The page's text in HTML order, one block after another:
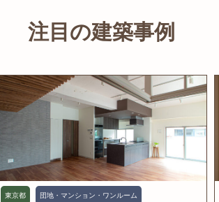
注目の建築事例
東京都 団地・マンション・ワンルーム